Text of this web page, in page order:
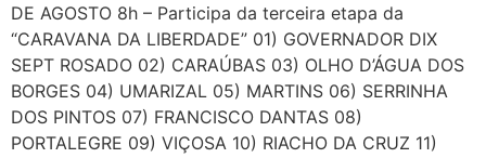
DE AGOSTO 8h – Participa da terceira etapa da
“CARAVANA DA LIBERDADE” 01) GOVERNADOR DIX
SEPT ROSADO 02) CARAÚBAS 03) OLHO D’ÁGUA DOS
BORGES 04) UMARIZAL 05) MARTINS 06) SERRINHA
DOS PINTOS 07) FRANCISCO DANTAS 08)
PORTALEGRE 09) VIÇOSA 10) RIACHO DA CRUZ 11)